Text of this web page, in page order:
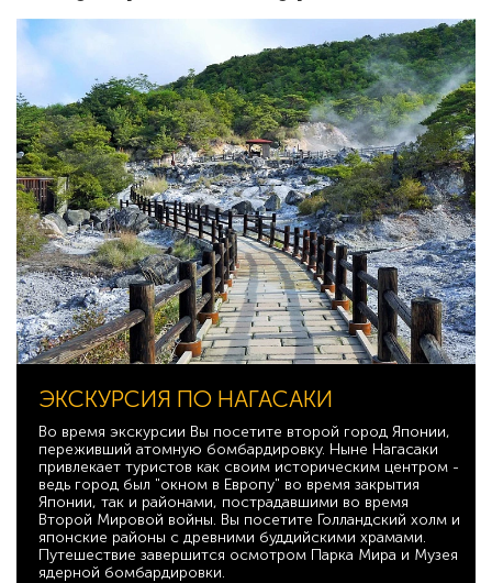
ЭКСКУРСИЯ ПО НАГАСАКИ
Во время экскурсии Вы посетите второй город Японии,
переживший атомную бомбардировку. Ныне Нагасаки
привлекает туристов как своим историческим центром -
ведь город был "окном в Европу" во время закрытия
Японии, так и районами, пострадавшими во время
Второй Мировой войны. Вы посетите Голландский холм и
японские районы с древними буддийскими храмами.
Путешествие завершится осмотром Парка Мира и Музея
ядерной бомбардировки.